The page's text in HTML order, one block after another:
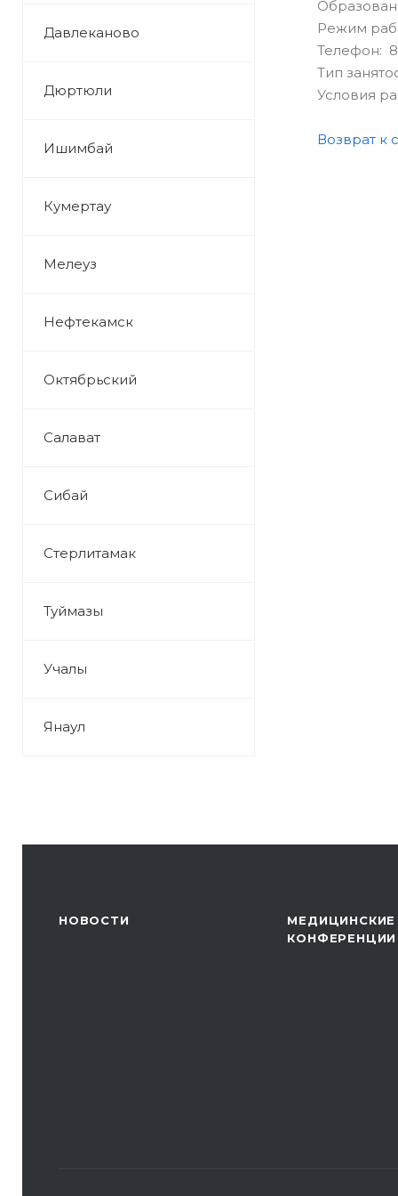
Давлеканово
Дюртюли
Ишимбай
Кумертау
Мелеуз
Нефтекамск
Октябрьский
Салават
Сибай
Стерлитамак
Туймазы
Учалы
Янаул
Режим
Телефон:
Тип
Условия
Возврат к
НОВОСТИ
МЕДИЦИНСКИЕ
КОНФЕРЕНЦИИ